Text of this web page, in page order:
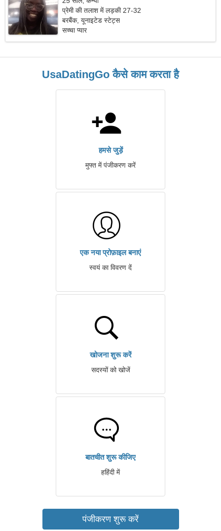
प्रेमी की तलाश में लड़की 27-32
बरबैंक, यूनाइटेड स्टेट्स
सच्चा प्यार
UsaDatingGo कैसे काम करता है
हमसे जुड़ें
मुफ्त में पंजीकरण करें
एक नया प्रोफ़ाइल बनाएं
स्वयं का विवरण दें
खोजना शुरू करें
सदस्यों को खोजें
बातचीत शुरू कीजिए
हहिंदी में
पंजीकरण शुरू करें